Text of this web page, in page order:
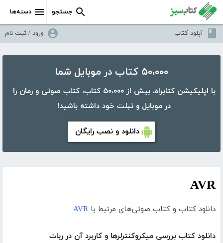
دسته‌ها جستجو
آپلود کتاب ورود / ثبت نام
۵۰،۰۰۰ کتاب در موبایل شما
با اپلیکیشن کتابراه، بیش از ۵۰،۰۰۰ کتاب، کتاب صوتی و رمان را
در موبایل و تبلت خود داشته باشید!
دانلود و نصب رایگان
AVR
دانلود کتاب و کتاب صوتی‌های مرتبط با AVR
دانلود کتاب بررسی میکروکنترلرها و کاربرد آن در ربات